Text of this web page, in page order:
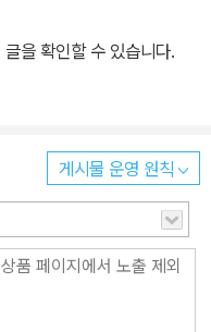
을 확인할 수 있습니다.
게시물 운영 원칙